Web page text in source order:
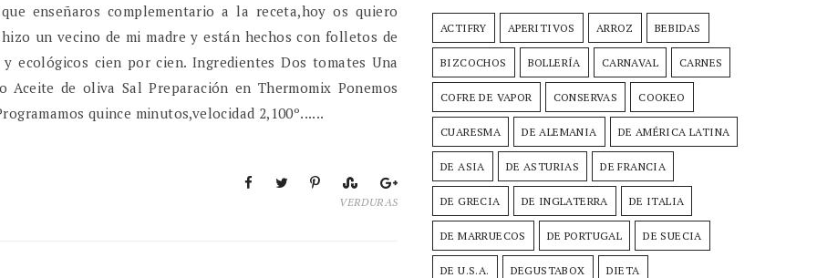
enseñaros complementario a la receta,hoy os quiero
un vecino de mi madre y están hechos con folletos de
ecológicos cien por cien. Ingredientes Dos tomates Una
de oliva Sal Preparación en Thermomix Ponemos
quince minutos,velocidad 2,100º......
VERDURAS
ACTIFRY APERITIVOS ARROZ BEBIDAS
BIZCOCHOS BOLLERÍA CARNAVAL CARNES
COFRE DE VAPOR CONSERVAS COOKEO
CUARESMA DE ALEMANIA DE AMÉRICA LATINA
DE ASIA DE ASTURIAS DE FRANCIA
DE GRECIA DE INGLATERRA DE ITALIA
DE MARRUECOS DE PORTUGAL DE SUECIA
DE U.S.A. DEGUSTABOX DIETA